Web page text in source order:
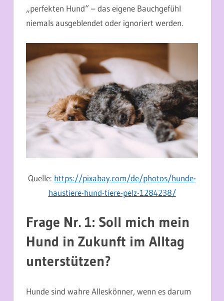
„perfekten Hund“ – das eigene Bauchgefühl
niemals ausgeblendet oder ignoriert werden.
Quelle: https://pixabay.com/de/photos/hunde-
haustiere-hund-tiere-pelz-1284238/
Frage Nr. 1: Soll mich mein
Hund in Zukunft im Alltag
unterstützen?
Hunde sind wahre Alleskönner, wenn es darum